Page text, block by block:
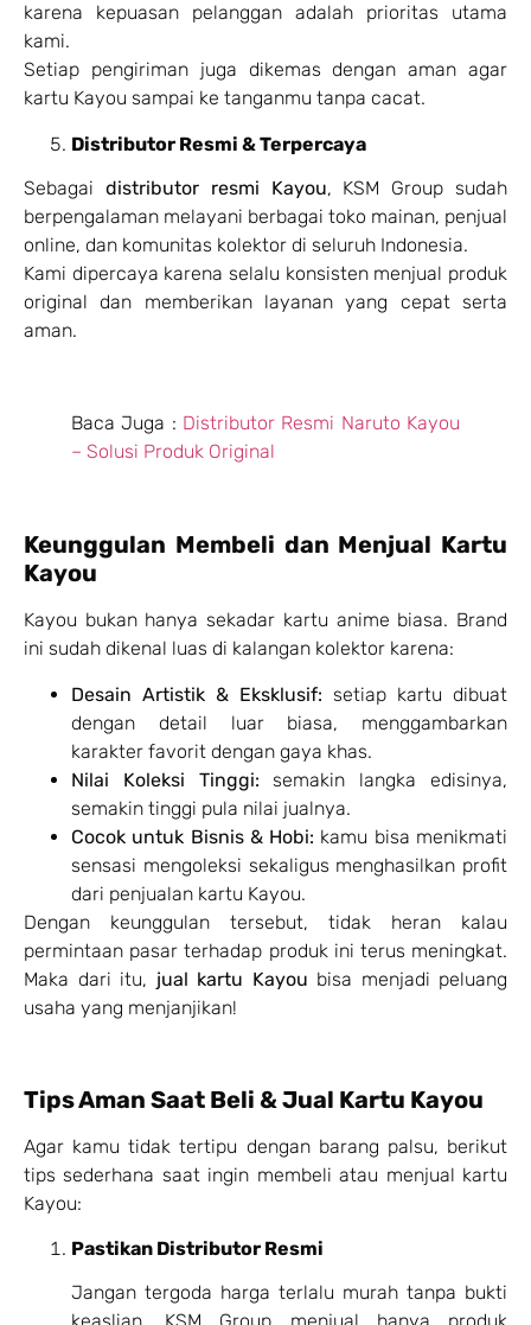
karena kepuasan pelanggan adalah prioritas utama
kami.
Setiap pengiriman juga dikemas dengan aman agar
kartu Kayou sampai ke tanganmu tanpa cacat.
Distributor Resmi & Terpercaya
Sebagai distributor resmi Kayou, KSM Group sudah
berpengalaman melayani berbagai toko mainan, penjual
online, dan komunitas kolektor di seluruh Indonesia.
Kami dipercaya karena selalu konsisten menjual produk
original dan memberikan layanan yang cepat serta
aman.
Baca Juga : Distributor Resmi Naruto Kayou
– Solusi Produk Original
Keunggulan Membeli dan Menjual Kartu
Kayou
Kayou bukan hanya sekadar kartu anime biasa. Brand
ini sudah dikenal luas di kalangan kolektor karena:
Desain Artistik & Eksklusif: setiap kartu dibuat
dengan detail luar biasa, menggambarkan
karakter favorit dengan gaya khas.
Nilai Koleksi Tinggi: semakin langka edisinya,
semakin tinggi pula nilai jualnya.
Cocok untuk Bisnis & Hobi: kamu bisa menikmati
sensasi mengoleksi sekaligus menghasilkan profit
dari penjualan kartu Kayou.
Dengan keunggulan tersebut, tidak heran kalau
permintaan pasar terhadap produk ini terus meningkat.
Maka dari itu, jual kartu Kayou bisa menjadi peluang
usaha yang menjanjikan!
Tips Aman Saat Beli & Jual Kartu Kayou
Agar kamu tidak tertipu dengan barang palsu, berikut
tips sederhana saat ingin membeli atau menjual kartu
Kayou:
Pastikan Distributor Resmi
Jangan tergoda harga terlalu murah tanpa bukti